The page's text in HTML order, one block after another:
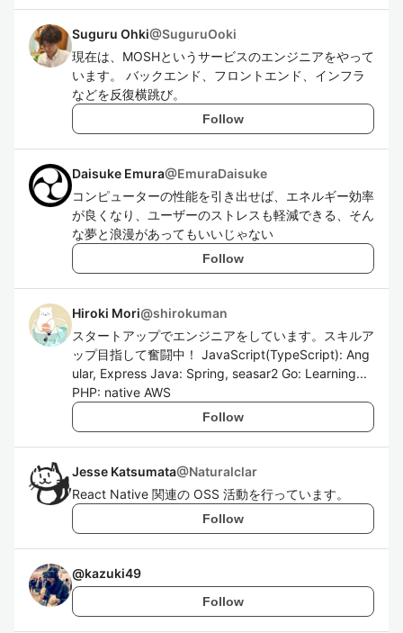
Suguru Ohki@SuguruOoki
現在は、MOSHというサービスのエンジニアをやって
います。 バックエンド、フロントエンド、インフラ
などを反復横跳び。
Follow
Daisuke Emura@EmuraDaisuke
コンピューターの性能を引き出せば、エネルギー効率
が良くなり、ユーザーのストレスも軽減できる、そん
な夢と浪漫があってもいいじゃない
Follow
Hiroki Mori@shirokuman
スタートアップでエンジニアをしています。スキルア
ップ目指して奮闘中！ JavaScript(TypeScript): Ang
ular, Express Java: Spring, seasar2 Go: Learning...
PHP: native AWS
Follow
Jesse Katsumata@Naturalclar
React Native 関連の OSS 活動を行っています。
Follow
@kazuki49
Follow